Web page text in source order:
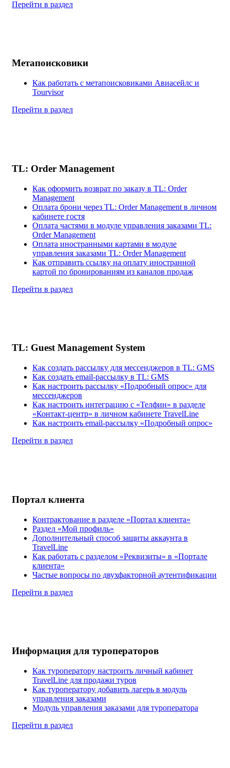
Перейти в раздел
Метапоисковики
Как работать с метапоисковиками Авиасейлс и
Tourvisor
Перейти в раздел
TL: Order Management
Как оформить возврат по заказу в TL: Order
Management
Оплата брони через TL: Order Management в личном
кабинете гостя
Оплата частями в модуле управления заказами TL:
Order Management
Оплата иностранными картами в модуле
управления заказами TL: Order Management
Как отправить ссылку на оплату иностранной
картой по бронированиям из каналов продаж
Перейти в раздел
TL: Guest Management System
Как создать рассылку для мессенджеров в TL: GMS
Как создать email-рассылку в TL: GMS
Как настроить рассылку «Подробный опрос» для
мессенджеров
Как настроить интеграцию с «Телфин» в разделе
«Контакт-центр» в личном кабинете TravelLine
Как настроить email-рассылку «Подробный опрос»
Перейти в раздел
Портал клиента
Контрактование в разделе «Портал клиента»
Раздел «Мой профиль»
Дополнительный способ защиты аккаунта в
TravelLine
Как работать с разделом «Реквизиты» в «Портале
клиента»
Частые вопросы по двухфакторной аутентификации
Перейти в раздел
Информация для туроператоров
Как туроператору настроить личный кабинет
TravelLine для продажи туров
Как туроператору добавить лагерь в модуль
управления заказами
Модуль управления заказами для туроператора
Перейти в раздел